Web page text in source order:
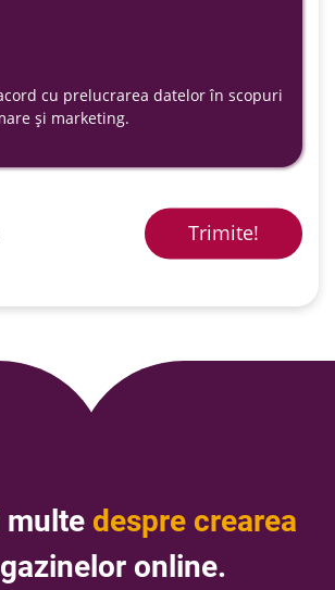
cu prelucrarea datelor în scopuri
și marketing.
Trimite!
despre crearea
online.